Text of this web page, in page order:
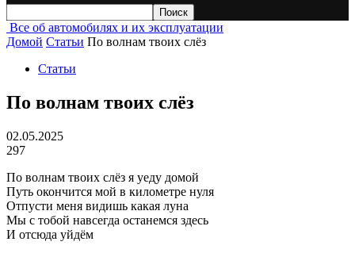
Все об автомобилях и их эксплуатации
Домой Статьи По волнам твоих слёз
Статьи
По волнам твоих слёз
02.05.2025
297
По волнам твоих слёз я уеду домой
Путь окончится мой в километре нуля
Отпусти меня видишь какая луна
Мы с тобой навсегда останемся здесь
И отсюда уйдём